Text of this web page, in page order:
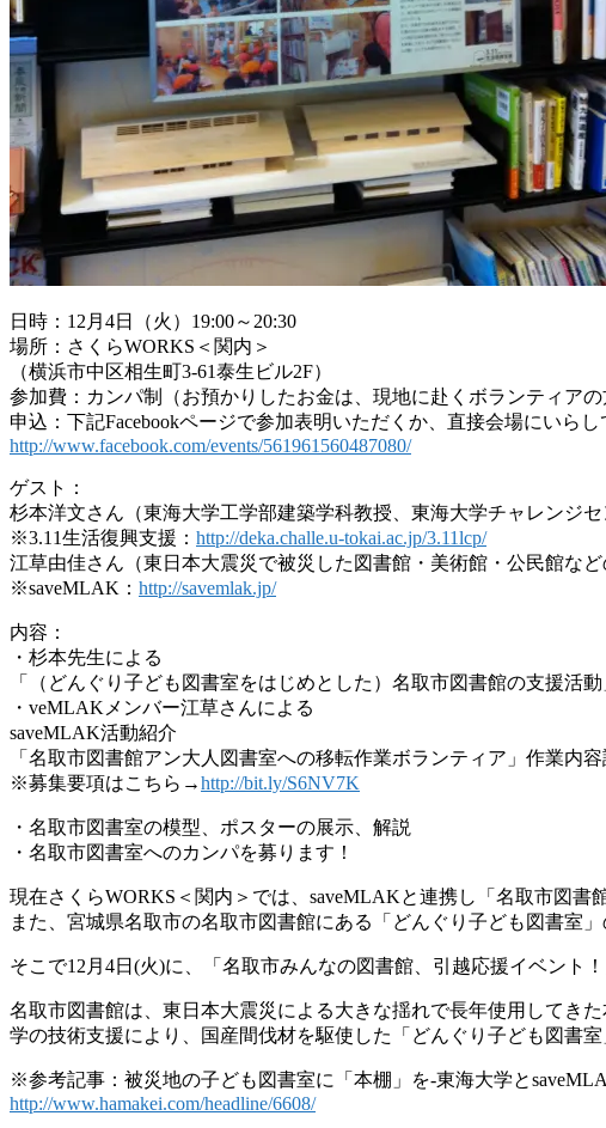
日時：12月4日（火）19:00～20:30
場所：さくらWORKS＜関内＞
（横浜市中区相生町3-61泰生ビル2F）
参加費：カンパ制（お預かりしたお金は、現地に赴くボランティアの
申込：下記Facebookページで参加表明いただくか、直接会場にいらし
http://www.facebook.com/events/561961560487080/
ゲスト：
杉本洋文さん（東海大学工学部建築学科教授、東海大学チャレンジ
※3.11生活復興支援： http://deka.challe.u-tokai.ac.jp/3.11lcp/
江草由佳さん（東日本大震災で被災した図書館・美術館・公民館な
※saveMLAK： http://savemlak.jp/
内容：
・杉本先生による
「（どんぐり子ども図書室をはじめとした）名取市図書館の支援活
・veMLAKメンバー江草さんによる
saveMLAK活動紹介
「名取市図書館アン大人図書室への移転作業ボランティア」作業内
※募集要項はこちら→http://bit.ly/S6NV7K
・名取市図書室の模型、ポスターの展示、解説
・名取市図書室へのカンパを募ります！
現在さくらWORKS＜関内＞では、saveMLAKと連携し「名取市図書
また、宮城県名取市の名取市図書館にある「どんぐり子ども図書室
そこで12月4日(火)に、「名取市みんなの図書館、引越応援イベント！
名取市図書館は、東日本大震災による大きな揺れで長年使用してき
学の技術支援により、国産間伐材を駆使した「どんぐり子ども図書
※参考記事：被災地の子ども図書室に「本棚」を-東海大学と
http://www.hamakei.com/headline/6608/